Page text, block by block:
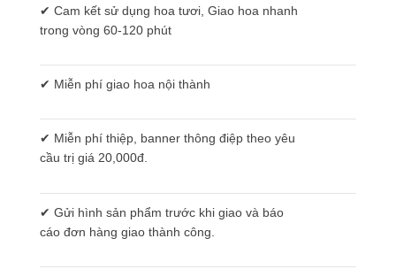
✔ Cam kết sử dụng hoa tươi, Giao hoa nhanh
trong vòng 60-120 phút
✔ Miễn phí giao hoa nội thành
✔ Miễn phí thiệp, banner thông điệp theo yêu
cầu trị giá 20,000đ.
✔ Gửi hình sản phẩm trước khi giao và báo
cáo đơn hàng giao thành công.